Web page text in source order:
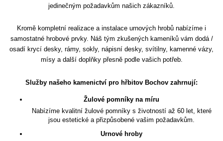
jedinečným požadavkům našich zákazníků.
Kromě kompletní realizace a instalace urnových hrobů nabízíme i
samostatné hrobové prvky. Náš tým zkušených kameníků vám dodá /
osadí krycí desky, rámy, sokly, nápisní desky, svítilny, kamenné vázy,
mísy a další doplňky přesně podle vašich potřeb.
Služby našeho kamenictví pro hřbitov Bochov zahrnují:
Žulové pomníky na míru
Nabízíme kvalitní žulové pomníky s životností až 60 let, které
jsou estetické a přizpůsobené vašim požadavkům.
Urnové hroby